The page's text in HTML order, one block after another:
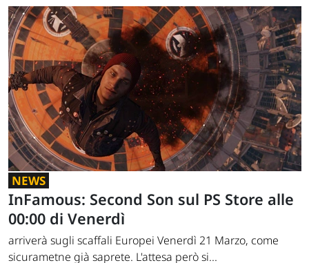
NEWS
InFamous: Second Son sul PS Store alle
00:00 di Venerdì
arriverà sugli scaffali Europei Venerdì 21 Marzo, come
sicurametne già saprete. L'attesa però si...